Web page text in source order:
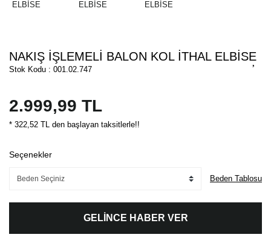
NAKIŞ İŞLEMELİ BALON KOL İTHAL ELBİSE
Stok Kodu : 001.02.747
2.999,99 TL
* 322,52 TL den başlayan taksitlerle!!
Seçenekler
Beden Tablosu
GELİNCE HABER VER